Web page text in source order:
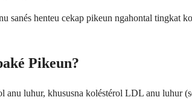
sanés henteu cekap pikeun ngahontal tingkat
Pikeun?
luhur, khususna koléstérol LDL anu luhur